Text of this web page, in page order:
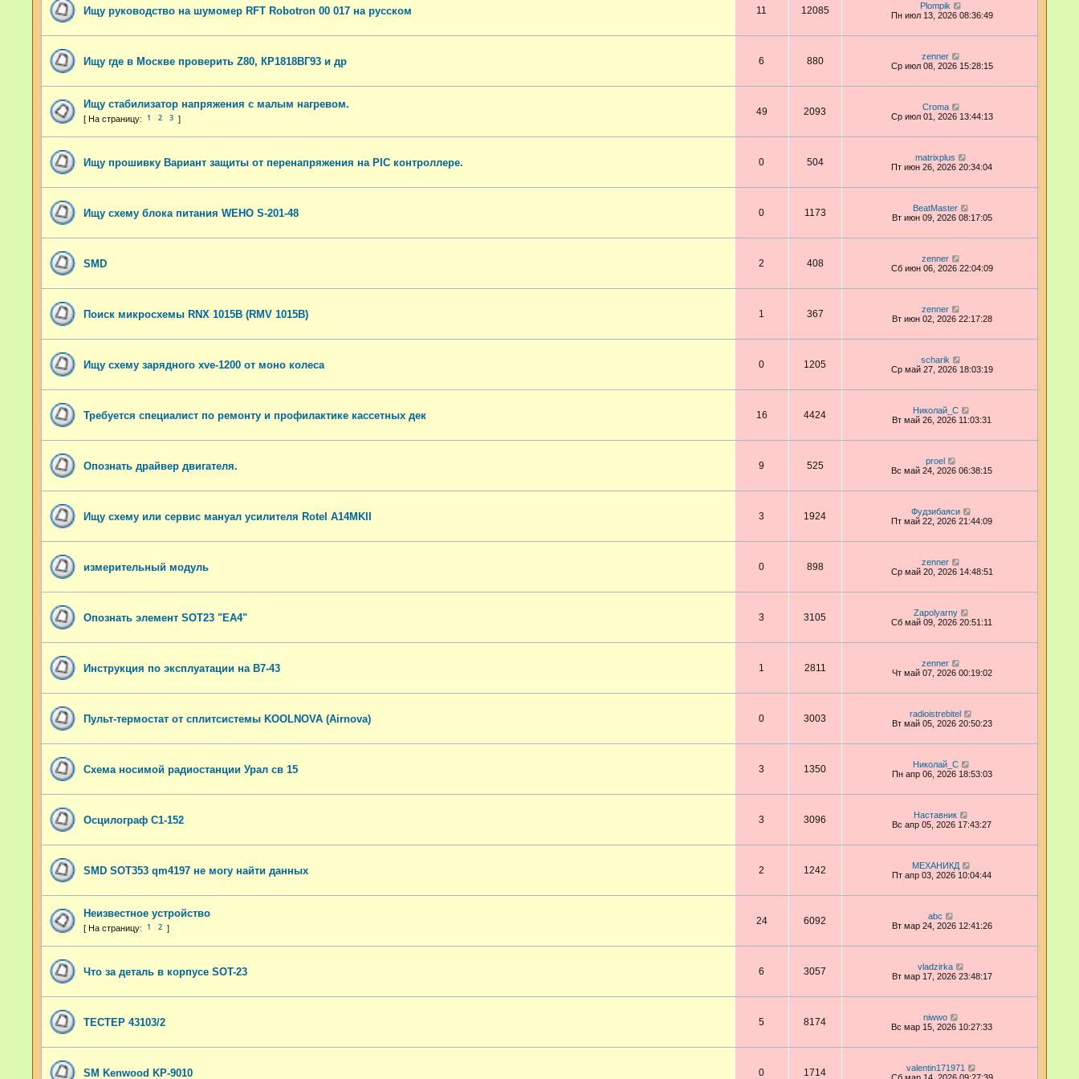
Ищу руководство на шумомер RFT Robotron 00 017 на русском 11 12085
Plompik
Пн июл 13, 2026 08:36:49
Ищу где в Москве проверить Z80, КР1818ВГ93 и др 6 880
zenner
Ср июл 08, 2026 15:28:15
Ищу стабилизатор напряжения с малым нагревом.
1 2 3
49 2093
Croma
Ср июл 01, 2026 13:44:13
Ищу прошивку Вариант защиты от перенапряжения на PIC контроллере. 0 504
matrixplus
Пт июн 26, 2026 20:34:04
Ищу схему блока питания WEHO S-201-48 0 1173
BeatMaster
Вт июн 09, 2026 08:17:05
SMD 2 408
zenner
Сб июн 06, 2026 22:04:09
Поиск микросхемы RNX 1015B (RMV 1015B) 1 367
zenner
Вт июн 02, 2026 22:17:28
Ищу схему зарядного xve-1200 от моно колеса 0 1205
scharik
Ср май 27, 2026 18:03:19
Требуется специалист по ремонту и профилактике кассетных дек 16 4424
Николай_С
Вт май 26, 2026 11:03:31
Опознать драйвер двигателя. 9 525
proel
Вс май 24, 2026 06:38:15
Ищу схему или сервис мануал усилителя Rotel A14MKII 3 1924
Фудзибаяси
Пт май 22, 2026 21:44:09
измерительный модуль 0 898
zenner
Ср май 20, 2026 14:48:51
Опознать элемент SOT23 "EA4" 3 3105
Zapolyarny
Сб май 09, 2026 20:51:11
Инструкция по эксплуатации на В7-43 1 2811
zenner
Чт май 07, 2026 00:19:02
Пульт-термостат от сплитсистемы KOOLNOVA (Airnova) 0 3003
radioistrebitel
Вт май 05, 2026 20:50:23
Схема носимой радиостанции Урал св 15 3 1350
Николай_С
Пн апр 06, 2026 18:53:03
Осцилограф С1-152 3 3096
Наставник
Вс апр 05, 2026 17:43:27
SMD SOT353 qm4197 не могу найти данных 2 1242
МЕХАНИКД
Пт апр 03, 2026 10:04:44
Неизвестное устройство
1 2
24 6092
abc
Вт мар 24, 2026 12:41:26
Что за деталь в корпусе SOT-23 6 3057
vladzirka
Вт мар 17, 2026 23:48:17
ТЕСТЕР 43103/2 5 8174
niwwo
Вс мар 15, 2026 10:27:33
SM Kenwood KP-9010 0 1714
valentin171971